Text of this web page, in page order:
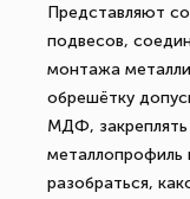
Представляют
подвесов,
монтажа
обрешётку
МДФ, закреплять
металлопрофиль
разобраться,